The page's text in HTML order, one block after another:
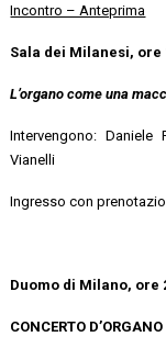
Incontro – Anteprima
Sala dei Milanesi, ore
L’organo come una
Intervengono: Daniele
Vianelli
Ingresso con
Duomo di Milano, ore
CONCERTO D’ORGANO